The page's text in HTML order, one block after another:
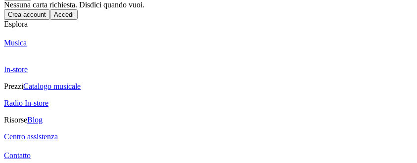
Nessuna carta richiesta. Disdici quando vuoi.
Crea account Accedi
Esplora
Musica
In-store
PrezziCatalogo musicale
Radio In-store
RisorseBlog
Centro assistenza
Contatto